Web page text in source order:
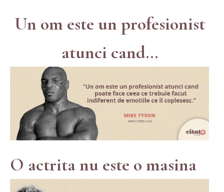
Un om este un profesionist
atunci cand...
O actrita nu este o masina